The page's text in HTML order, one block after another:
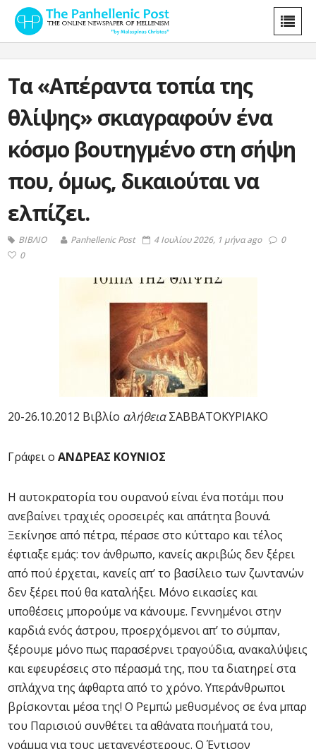
Τα «Απέραντα τοπία της
θλίψης» σκιαγραφούν ένα
κόσμο βουτηγμένο στη σήψη
που, όμως, δικαιούται να
ελπίζει.
ΒΙΒΛΙΟ Panhellenic Post 4 Ιουλίου 2026, 1 μήνα ago
0
0
20-26.10.2012 Βιβλίο αλήθειαΣΑΒΒΑΤΟΚΥΡΙΑΚΟ
Γράφει ο ΑΝΔΡΕΑΣ ΚΟΥΝΙΟΣ
Η αυτοκρατορία του ουρανού είναι ένα ποτάμι που
ανεβαίνει τραχιές οροσειρές και απάτητα βουνά.
Ξεκίνησε από πέτρα, πέρασε στο κύτταρο και τέλος
έφτιαξε εμάς: τον άνθρωπο, κανείς ακριβώς δεν ξέρει
από πού έρχεται, κανείς απ’ το βασίλειο των ζωντανών
δεν ξέρει πού θα καταλήξει. Μόνο εικασίες και
υποθέσεις μπορούμε να κάνουμε. Γεννημένοι στην
καρδιά ενός άστρου, προερχόμενοι απ’ το σύμπαν,
ξέρουμε μόνο πως παρασέρνει τραγούδια, ανακαλύψεις
και εφευρέσεις στο πέρασμά της, που τα διατηρεί στα
σπλάχνα της άφθαρτα από το χρόνο. Υπεράνθρωποι
βρίσκονται μέσα της! Ο Ρεμπώ μεθυσμένος σε ένα μπαρ
του Παρισιού συνθέτει τα αθάνατα ποιήματά του,
γράμμα για τους μεταγενέστερους. Ο Έντισον